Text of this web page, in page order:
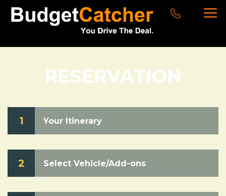
RESERVATION
1 Your Itinerary
2 Select Vehicle/Add-ons